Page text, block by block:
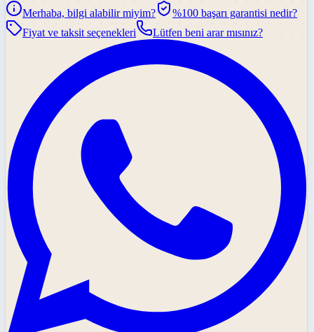
Merhaba, bilgi alabilir miyim?
%100 başarı garantisi nedir?
Fiyat ve taksit seçenekleri
Lütfen beni arar mısınız?